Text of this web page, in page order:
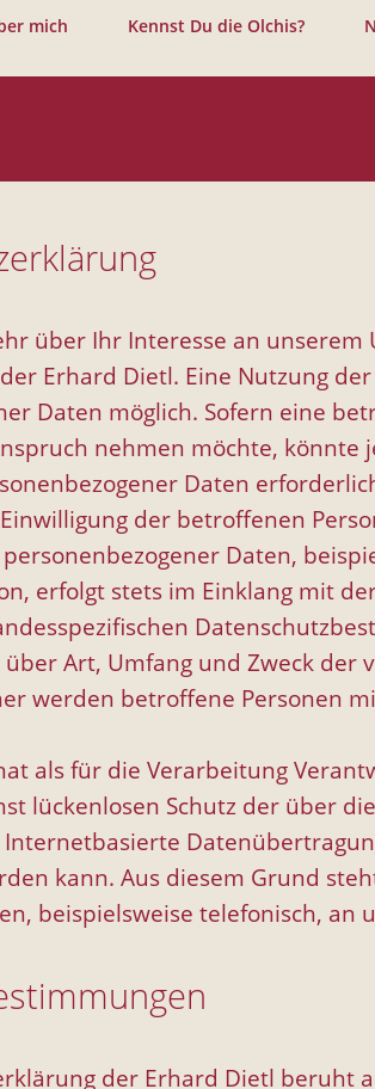
mich Kennst Du die Olchis?
über Ihr Interesse an
Erhard Dietl. Eine Nutzung
Daten möglich. Sofern eine
nehmen möchte, könnte
Daten
der betroffenen
Daten,
erfolgt stets im Einklang mit
Art, Umfang und Zweck
werden betroffene Personen
als für die Verarbeitung
lückenlosen Schutz der über
kann. Aus diesem Grund
beispielsweise telefonisch, an
der Erhard Dietl beruht